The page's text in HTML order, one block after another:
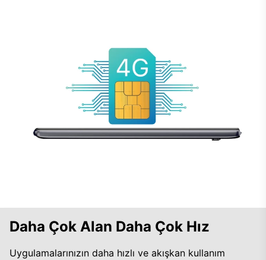
Daha Çok Alan Daha Çok Hız
Uygulamalarınızın daha hızlı ve akışkan kullanım